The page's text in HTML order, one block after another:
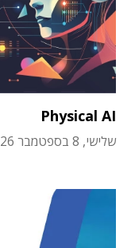
Physical AI
שלישי, 8 בספטמבר 2026